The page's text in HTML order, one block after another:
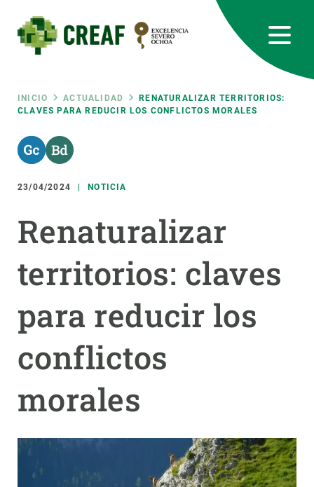
contenido
principal
Ruta
de
navegación
INICIO ACTUALIDAD
RENATURALIZAR TERRITORIOS:
CLAVES PARA REDUCIR LOS CONFLICTOS MORALES
23/04/2024 NOTICIA
Renaturalizar
territorios: claves
para reducir los
conflictos
morales
RRSS
Featured
responsive
INTRANET
Responsive
menu
INVESTIGACIÓN
CIENCIA EN ACCIÓN
ÚNETE A NOSOTROS